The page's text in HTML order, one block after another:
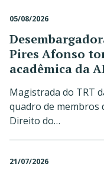
05/08/2026
Pires Afonso
acadêmica da
Magistrada do TRT
quadro de membros
Direito do…
21/07/2026